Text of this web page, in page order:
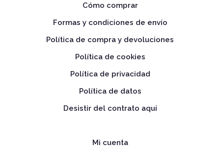
Cómo comprar
Formas y condiciones de envío
Política de compra y devoluciones
Política de cookies
Política de privacidad
Política de datos
Desistir del contrato aquí
Mi cuenta